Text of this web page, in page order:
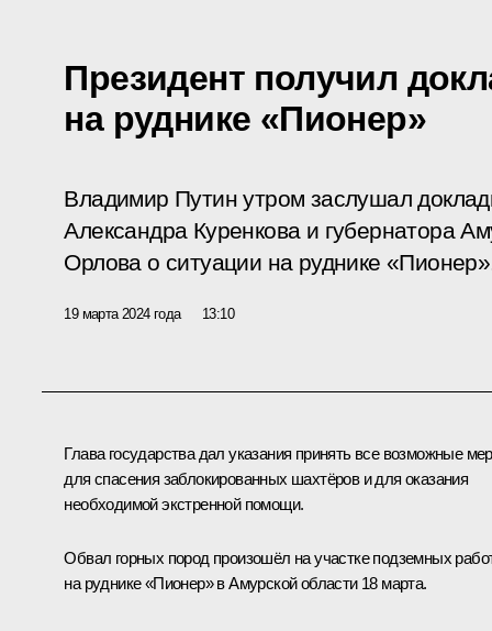
Президент получил
на руднике «Пионер»
Владимир Путин утром заслушал
Александра Куренкова и губернатора
Орлова о ситуации на руднике
19 марта 2024 года 13:10
Глава государства дал указания принять все возможные
для спасения заблокированных шахтёров и для оказания
необходимой экстренной помощи.
Обвал горных пород произошёл на участке подземных
на руднике «Пионер» в Амурской области 18 марта.